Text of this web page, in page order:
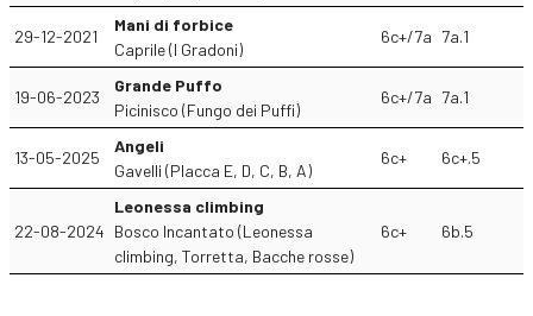
29-12-2021
Mani di forbice
Caprile (I Gradoni)
6c+/7a 7a.1
19-06-2023
Grande Puffo
Picinisco (Fungo dei Puffi)
6c+/7a 7a.1
13-05-2025
Angeli
Gavelli (Placca E, D, C, B, A)
6c+ 6c+.5
22-08-2024
Leonessa climbing
Bosco Incantato (Leonessa
climbing, Torretta, Bacche rosse)
6c+ 6b.5